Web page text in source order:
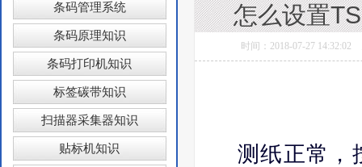
条码管理系统
条码原理知识
条码打印机知识
标签碳带知识
扫描器采集器知识
贴标机知识
怎么设置
时间：2018-07-27
测纸正常，